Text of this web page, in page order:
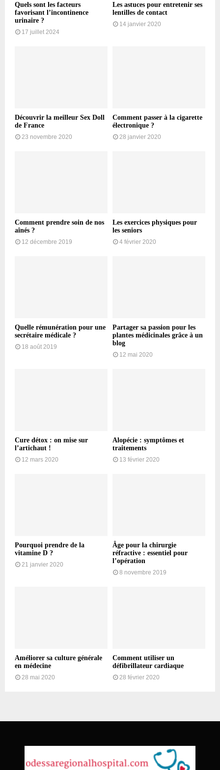
Quels sont les facteurs
favorisant l’incontinence
urinaire ?
17 juillet 2024
Les astuces pour entretenir ses
lentilles de contact
14 janvier 2020
Découvrir la meilleur Sex Doll
de France
23 novembre 2020
Comment passer à la cigarette
électronique ?
28 janvier 2020
Comment prendre soin de nos
aînés ?
12 décembre 2019
Les exercices physiques pour
les seniors
4 février 2020
Quelle rémunération pour une
secrétaire médicale ?
18 août 2019
Partager sa passion pour les
plantes médicinales grâce à un
blog
12 mai 2020
Cure détox : on mise sur
l’artichaut !
12 mars 2020
Alopécie : symptômes et
traitements
13 février 2020
Pourquoi prendre de la
vitamine D ?
21 janvier 2020
Âge pour la chirurgie
réfractive : essentiel pour
l’opération
8 novembre 2019
Améliorer sa culture générale
en médecine
28 mai 2020
Comment utiliser un
défibrillateur cardiaque
28 février 2020